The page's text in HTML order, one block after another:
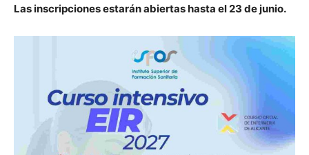
Las inscripciones estarán abiertas hasta el 23 de junio.